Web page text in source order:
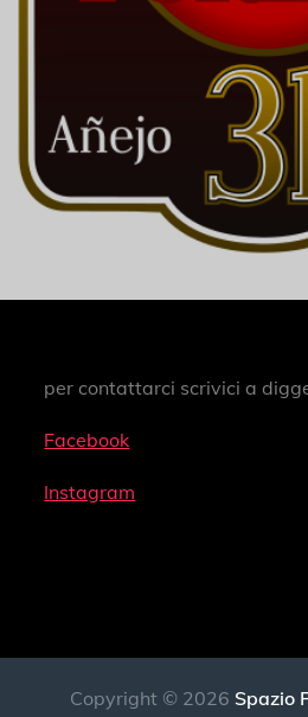
per contattarci scrivici a
Facebook
Instagram
Copyright © 2026 Spazio